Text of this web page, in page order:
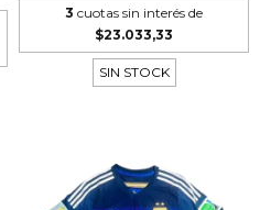
3 cuotas sin interés de
$23.033,33
SIN STOCK